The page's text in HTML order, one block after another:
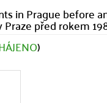
in Prague before
před rokem
)